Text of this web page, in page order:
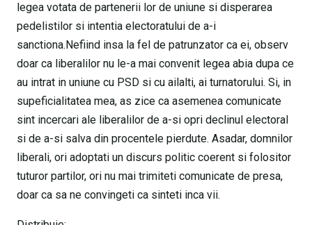
legea votata de partenerii lor de uniune si disperarea
pedelistilor si intentia electoratului de a-i
sanctiona.Nefiind insa la fel de patrunzator ca ei, observ
doar ca liberalilor nu le-a mai convenit legea abia dupa ce
au intrat in uniune cu PSD si cu ailalti, ai turnatorului. Si, in
supeficialitatea mea, as zice ca asemenea comunicate
sint incercari ale liberalilor de a-si opri declinul electoral
si de a-si salva din procentele pierdute. Asadar, domnilor
liberali, ori adoptati un discurs politic coerent si folositor
tuturor partilor, ori nu mai trimiteti comunicate de presa,
doar ca sa ne convingeti ca sinteti inca vii.